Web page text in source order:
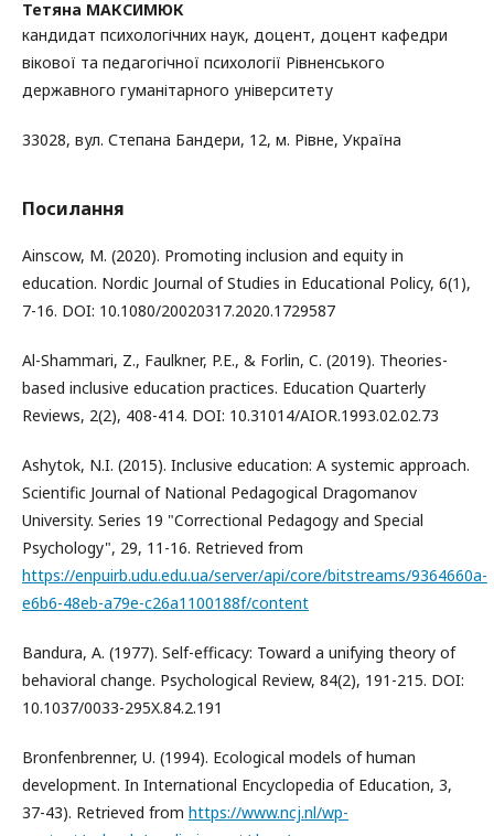
Тетяна МАКСИМЮК
кандидат психологічних наук, доцент, доцент кафедри
вікової та педагогічної психології Рівненського
державного гуманітарного університету
33028, вул. Степана Бандери, 12, м. Рівне, Україна
Посилання
Ainscow, M. (2020). Promoting inclusion and equity in
education. Nordic Journal of Studies in Educational Policy, 6(1),
7-16. DOI: 10.1080/20020317.2020.1729587
Al-Shammari, Z., Faulkner, P.E., & Forlin, C. (2019). Theories-
based inclusive education practices. Education Quarterly
Reviews, 2(2), 408-414. DOI: 10.31014/AIOR.1993.02.02.73
Ashytok, N.I. (2015). Inclusive education: A systemic approach.
Scientific Journal of National Pedagogical Dragomanov
University. Series 19 "Correctional Pedagogy and Special
Psychology", 29, 11-16. Retrieved from
https://enpuirb.udu.edu.ua/server/api/core/bitstreams/9364660a-
e6b6-48eb-a79e-c26a1100188f/content
Bandura, A. (1977). Self-efficacy: Toward a unifying theory of
behavioral change. Psychological Review, 84(2), 191-215. DOI:
10.1037/0033-295X.84.2.191
Bronfenbrenner, U. (1994). Ecological models of human
development. In International Encyclopedia of Education, 3,
37-43). Retrieved from https://www.ncj.nl/wp-